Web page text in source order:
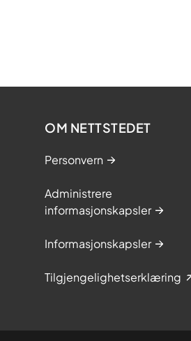
OM NETTSTEDET
Personvern
Administrere
informasjonskapsler
Informasjonskapsler
Tilgjengelighetserklæring